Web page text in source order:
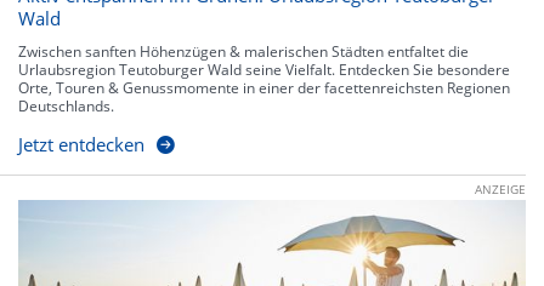
Wald
Zwischen sanften Höhenzügen & malerischen Städten entfaltet die
Urlaubsregion Teutoburger Wald seine Vielfalt. Entdecken Sie besondere
Orte, Touren & Genussmomente in einer der facettenreichsten Regionen
Deutschlands.
Jetzt entdecken
ANZEIGE